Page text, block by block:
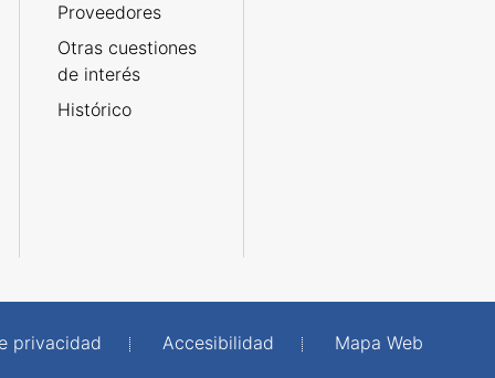
Proveedores
Otras cuestiones
de interés
Histórico
privacidad Accesibilidad
Mapa Web